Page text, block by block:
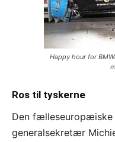
Happy hour for
Ros til tyskerne
Den fælleseuropæiske
generalsekretær